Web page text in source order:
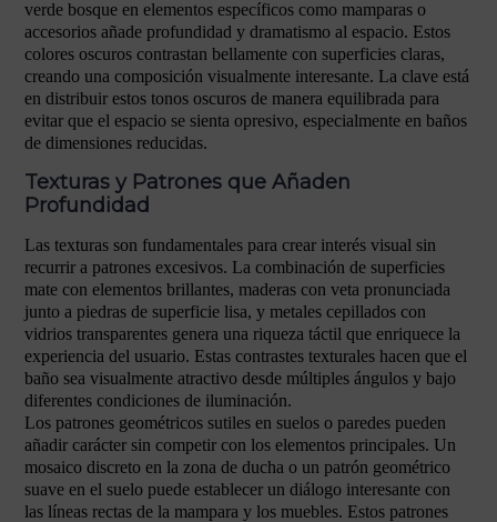
verde bosque en elementos específicos como mamparas o
accesorios añade profundidad y dramatismo al espacio. Estos
colores oscuros contrastan bellamente con superficies claras,
creando una composición visualmente interesante. La clave está
en distribuir estos tonos oscuros de manera equilibrada para
evitar que el espacio se sienta opresivo, especialmente en baños
de dimensiones reducidas.
Texturas y Patrones que Añaden
Profundidad
Las texturas son fundamentales para crear interés visual sin
recurrir a patrones excesivos. La combinación de superficies
mate con elementos brillantes, maderas con veta pronunciada
junto a piedras de superficie lisa, y metales cepillados con
vidrios transparentes genera una riqueza táctil que enriquece la
experiencia del usuario. Estas contrastes texturales hacen que el
baño sea visualmente atractivo desde múltiples ángulos y bajo
diferentes condiciones de iluminación.
Los patrones geométricos sutiles en suelos o paredes pueden
añadir carácter sin competir con los elementos principales. Un
mosaico discreto en la zona de ducha o un patrón geométrico
suave en el suelo puede establecer un diálogo interesante con
las líneas rectas de la mampara y los muebles. Estos patrones